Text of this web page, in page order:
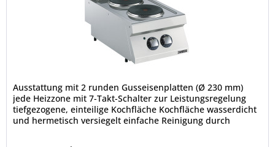
Ausstattung mit 2 runden Gusseisenplatten (Ø 230 mm)
jede Heizzone mit 7-Takt-Schalter zur Leistungsregelung
tiefgezogene, einteilige Kochfläche Kochfläche wasserdicht
und hermetisch versiegelt einfache Reinigung durch